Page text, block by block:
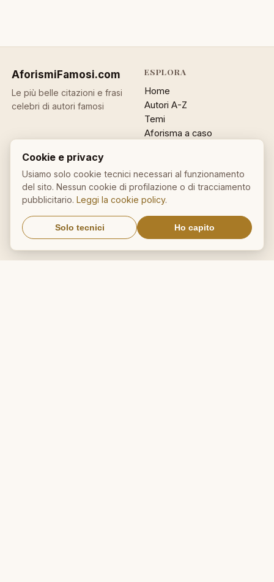
AforismiFamosi.com
Le più belle citazioni e frasi
celebri di autori famosi
ESPLORA
Home
Autori A-Z
Temi
Aforisma a caso
ACCOUNT
Accedi
Registrati
Password dimenticata
INFO
Contatti
Privacy
Sitemap
NEWSLETTER
Cookie e privacy
Usiamo solo cookie tecnici necessari al funzionamento
del sito. Nessun cookie di profilazione o di tracciamento
pubblicitario.Leggi la cookie policy.
Solo tecnici Ho capito